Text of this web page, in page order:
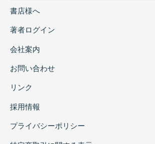
書店様へ
著者ログイン
会社案内
お問い合わせ
リンク
採用情報
プライバシーポリシー